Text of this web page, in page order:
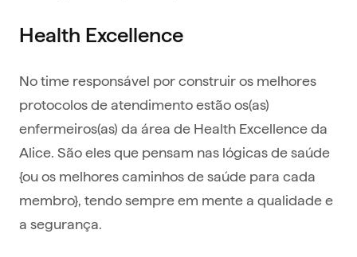
Health Excellence
No time responsável por construir os melhores
protocolos de atendimento estão os(as)
enfermeiros(as) da área de Health Excellence da
Alice. São eles que pensam nas lógicas de saúde
{ou os melhores caminhos de saúde para cada
membro}, tendo sempre em mente a qualidade e
a segurança.